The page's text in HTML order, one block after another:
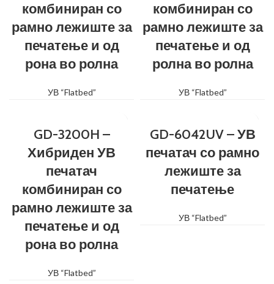
комбиниран со
рамно лежиште за
печатење и од
рона во ролна
УВ “Flatbed”
комбиниран со
рамно лежиште за
печатење и од
ролна во ролна
УВ “Flatbed”
GD-3200H –
Хибриден УВ
печатач
комбиниран со
рамно лежиште за
печатење и од
рона во ролна
УВ “Flatbed”
GD-6042UV – УВ
печатач со рамно
лежиште за
печатење
УВ “Flatbed”